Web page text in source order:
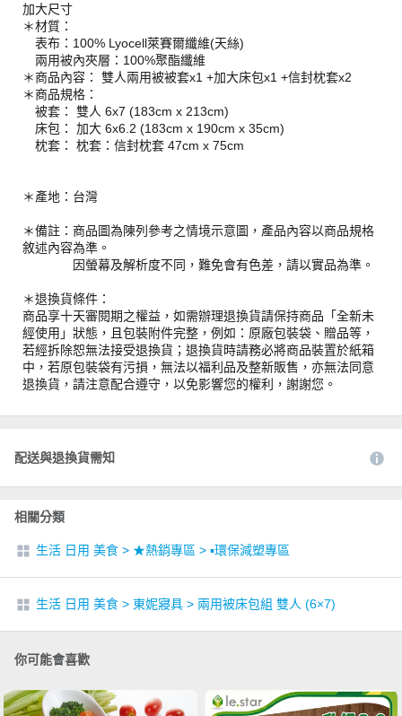
加大尺寸
＊材質：
表布：100% Lyocell萊賽爾纖維(天絲)
兩用被內夾層：100%聚酯纖維
＊商品內容： 雙人兩用被被套x1 +加大床包x1 +信封枕套x2
＊商品規格：
被套： 雙人 6x7 (183cm x 213cm)
床包： 加大 6x6.2 (183cm x 190cm x 35cm)
枕套： 枕套：信封枕套 47cm x 75cm
＊產地：台灣
＊備註：商品圖為陳列參考之情境示意圖，產品內容以商品規格
敘述內容為準。
因螢幕及解析度不同，難免會有色差，請以實品為準。
＊退換貨條件：
商品享十天審閱期之權益，如需辦理退換貨請保持商品「全新未
經使用」狀態，且包裝附件完整，例如：原廠包裝袋、贈品等，
若經拆除恕無法接受退換貨；退換貨時請務必將商品裝置於紙箱
中，若原包裝袋有污損，無法以福利品及整新販售，亦無法同意
退換貨，請注意配合遵守，以免影響您的權利，謝謝您。
配送與退換貨需知
相關分類
生活 日用 美食 > ★熱銷專區 > ▪︎環保減塑專區
生活 日用 美食 > 東妮寢具 > 兩用被床包組 雙人 (6×7)
你可能會喜歡